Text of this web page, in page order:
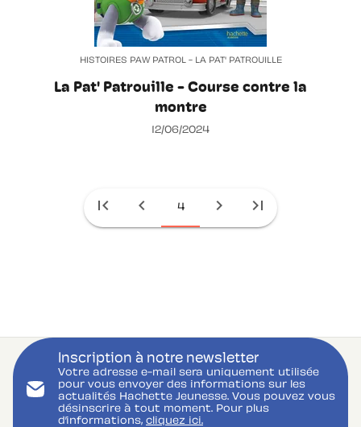
HISTOIRES PAW PATROL - LA PAT' PATROUILLE
La Pat' Patrouille - Course contre la
montre
12/06/2024
first_page chevron_left 4 chevron_right last_page
Inscription à notre newsletter
Votre adresse e-mail sera uniquement utilisée
pour vous envoyer des informations sur les
actualités Hachette Jeunesse. Vous pouvez vous
désinscrire à tout moment. Pour plus
d’informations, cliquez ici.